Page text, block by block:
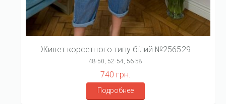
Жилет корсетного типу білий №256529
48-50, 52-54, 56-58
740 грн.
Подробнее